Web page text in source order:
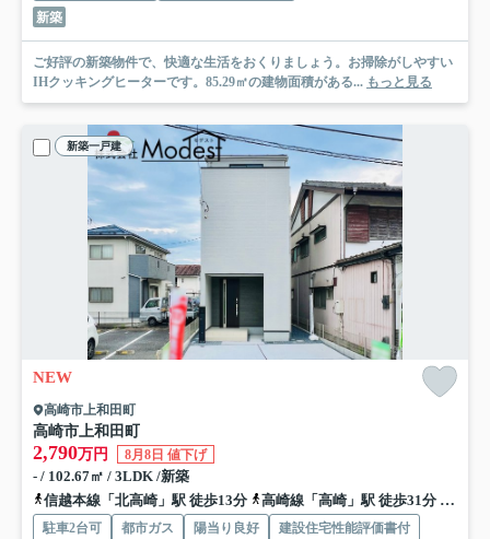
新築
ご好評の新築物件で、快適な生活をおくりましょう。お掃除がしやすい
IHクッキングヒーターです。85.29㎡の建物面積がある... もっと見る
新築一戸建
NEW
高崎市上和田町
高崎市上和田町
2,790万円 8月8日 値下げ
- / 102.67㎡ / 3LDK /新築
信越本線「北高崎」駅 徒歩13分
高崎線「高崎」駅 徒歩31分 上越
駐車2台可 都市ガス 陽当り良好
建設住宅性能評価書付